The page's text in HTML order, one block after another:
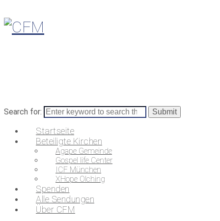
Search for:
Startseite
Beteiligte Kirchen
Agape Gemeinde
Gospel life Center
ICF München
XHope Olching
Spenden
Alle Sendungen
Über CFM